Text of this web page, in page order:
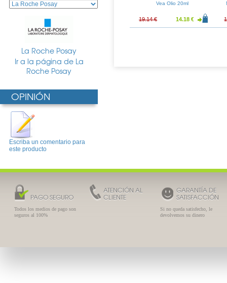
La Roche Posay
Ir a la página de La
Roche Posay
OPINIÓN
Escriba un comentario para
este producto
Tratante
Quinina 400ml
La Roche Posay Hydraphase
Intense Ojos 15ml
Vea Olio 20ml
19.14 € 14.18 €
PAGO SEGURO
Todos los medios de pago son
seguros al 100%
ATENCIÓN AL
CLIENTE
GARANTÍA DE
SATISFACCIÓN
Si no queda satisfecho, le
devolvemos su dinero